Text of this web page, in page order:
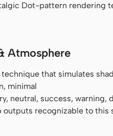
Dot-pattern rendering
Atmosphere
that simulates
minimal
neutral, success, warning,
outputs recognizable to this